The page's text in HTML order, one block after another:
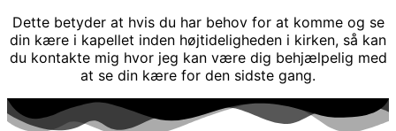
Dette betyder at hvis du har behov for at komme og se
din kære i kapellet inden højtideligheden i kirken, så kan
du kontakte mig hvor jeg kan være dig behjælpelig med
at se din kære for den sidste gang.